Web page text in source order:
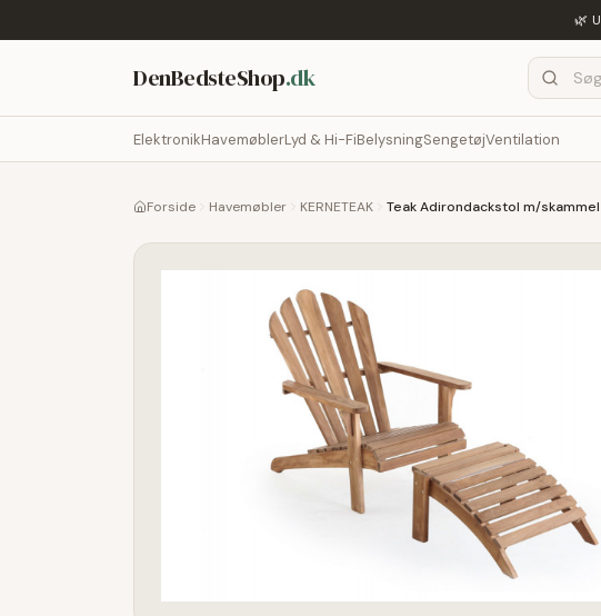
🌿
DenBedsteShop.dk
ElektronikHavemøblerLyd & Hi-FiBelysningSengetøjVentilation
Forside Havemøbler KERNETEAK Teak Adirondackstol m/skammel